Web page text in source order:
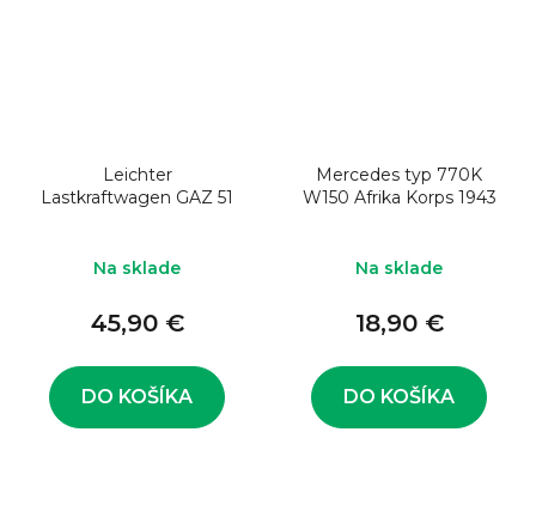
Leichter
Lastkraftwagen GAZ 51
Na sklade
45,90 €
DO KOŠÍKA
Mercedes typ 770K
W150 Afrika Korps 1943
Na sklade
18,90 €
DO KOŠÍKA